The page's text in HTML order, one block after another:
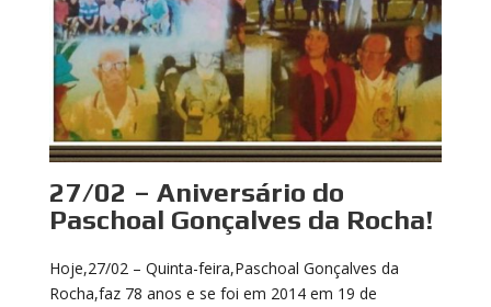
27/02 – Aniversário do
Paschoal Gonçalves da Rocha!
Hoje,27/02 – Quinta-feira,Paschoal Gonçalves da
Rocha,faz 78 anos e se foi em 2014 em 19 de